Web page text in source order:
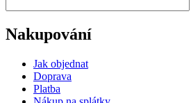
Nakupování
Jak objednat
Doprava
Platba